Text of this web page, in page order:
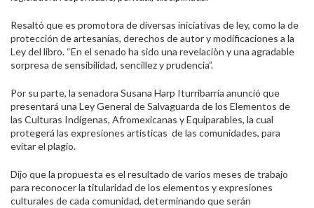
Resaltó que es promotora de diversas iniciativas de ley, como la de
protección de artesanías, derechos de autor y modificaciones a la
Ley del libro. “En el senado ha sido una revelaciòn y una agradable
sorpresa de sensibilidad, sencillez y prudencia”.
Por su parte, la senadora Susana Harp Iturribarría anunció que
presentará una Ley General de Salvaguarda de los Elementos de
las Culturas Indígenas, Afromexicanas y Equiparables, la cual
protegerá las expresiones artísticas de las comunidades, para
evitar el plagio.
Dijo que la propuesta es el resultado de varios meses de trabajo
para reconocer la titularidad de los elementos y expresiones
culturales de cada comunidad, determinando que serán